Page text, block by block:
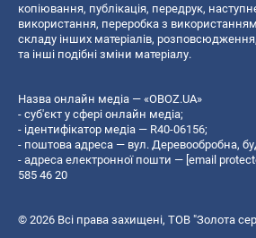
копiювання, публiкацiя, передрук,
використання, переробка з
складу інших матеріалів,
та інші подібні зміни матеріалу.
Назва онлайн медіа — «OBOZ.UA»
- суб'єкт у сфері онлайн медіа;
- ідентифікатор медіа — R40-06156;
- поштова адреса — вул. Деревообробна,
- адреса електронної пошти — [email
585 46 20
© 2026 Всі права захищені, ТОВ "Золота